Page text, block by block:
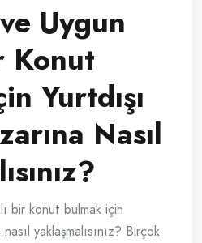
Uygun
Konut
Yurtdışı
Nasıl
bir konut bulmak için
yaklaşmalısınız? Birçok